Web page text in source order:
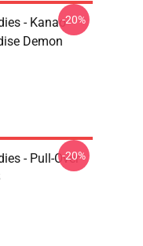
- Kanao
Demon
-20%
- Pull-Over
-20%